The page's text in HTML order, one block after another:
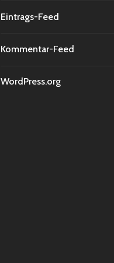
Eintrags-Feed
Kommentar-Feed
WordPress.org